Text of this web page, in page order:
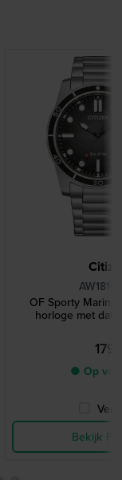
OF Sporty Marine
horloge met
179,-
● Op
Bekijk